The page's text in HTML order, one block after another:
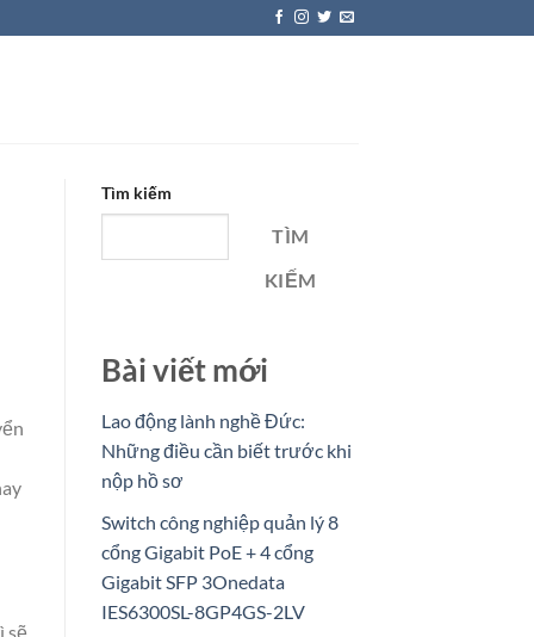
sẽ
Tìm kiếm
TÌM
KIẾM
Bài viết mới
Lao động lành nghề Đức:
Những điều cần biết trước khi
nộp hồ sơ
Switch công nghiệp quản lý 8
cổng Gigabit PoE + 4 cổng
Gigabit SFP 3Onedata
IES6300SL-8GP4GS-2LV